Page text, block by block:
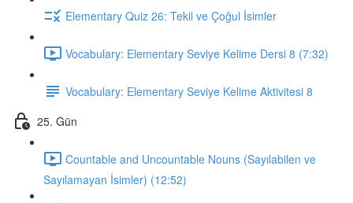
Elementary Quiz 26: Tekil ve Çoğul İsimler
Vocabulary: Elementary Seviye Kelime Dersi 8 (7:32)
Vocabulary: Elementary Seviye Kelime Aktivitesi 8
25. Gün
Countable and Uncountable Nouns (Sayılabilen ve
Sayılamayan İsimler) (12:52)